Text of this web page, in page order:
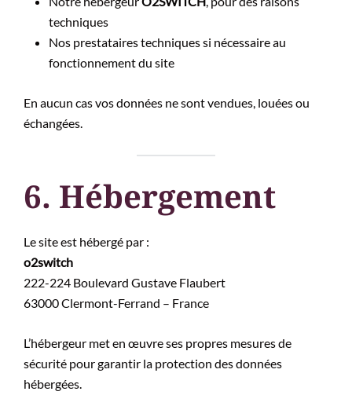
techniques
Nos prestataires techniques si nécessaire au
fonctionnement du site
En aucun cas vos données ne sont vendues, louées ou
échangées.
6. Hébergement
Le site est hébergé par :
o2switch
222-224 Boulevard Gustave Flaubert
63000 Clermont-Ferrand – France
L’hébergeur met en œuvre ses propres mesures de
sécurité pour garantir la protection des données
hébergées.